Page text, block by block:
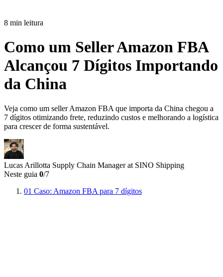
8 min leitura
Como um Seller Amazon FBA
Alcançou 7 Dígitos Importando
da China
Veja como um seller Amazon FBA que importa da China chegou a
7 dígitos otimizando frete, reduzindo custos e melhorando a logística
para crescer de forma sustentável.
Lucas Arillotta Supply Chain Manager at SINO Shipping
Neste guia 0/7
01 Caso: Amazon FBA para 7 dígitos